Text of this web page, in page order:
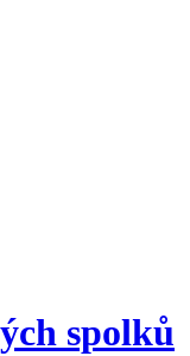
spolků